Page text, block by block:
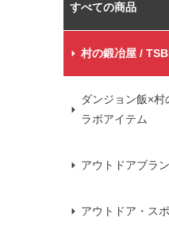
村の鍛冶屋本店
村の鍛冶屋 /
ダンジョン飯×
ラボアイテム
アウトドアブラ
アウトドア・ス